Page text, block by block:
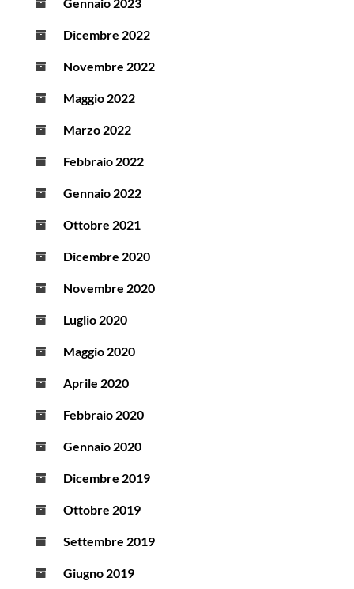
Dicembre 2022
Novembre 2022
Maggio 2022
Marzo 2022
Febbraio 2022
Gennaio 2022
Ottobre 2021
Dicembre 2020
Novembre 2020
Luglio 2020
Maggio 2020
Aprile 2020
Febbraio 2020
Gennaio 2020
Dicembre 2019
Ottobre 2019
Settembre 2019
Giugno 2019